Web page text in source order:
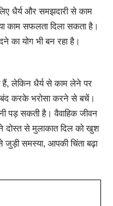
धैर्य और समझदारी से काम
काम सफलता दिला सकता है।
का योग भी बन रहा है।
लेकिन धैर्य से काम लेने पर
करके भरोसा करने से बचें।
पड़ सकती है। वैवाहिक जीवन
दोस्त से मुलाकात दिल को खुश
समस्या, आपकी चिंता बढ़ा